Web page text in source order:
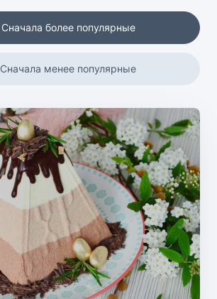
Сначала более популярные
Сначала менее популярные